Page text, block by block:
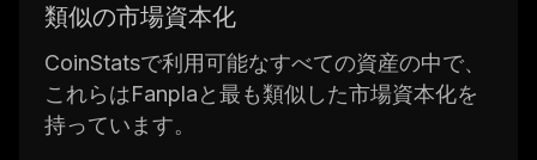
類似の市場資本化
CoinStatsで利用可能なすべての資産の中で、
これらはFanplaと最も類似した市場資本化を
持っています。